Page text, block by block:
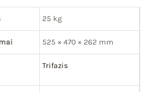
25 kg
525 × 470 × 262 mm
Trifazis